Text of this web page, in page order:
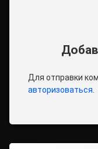
Для отправки
авторизоваться